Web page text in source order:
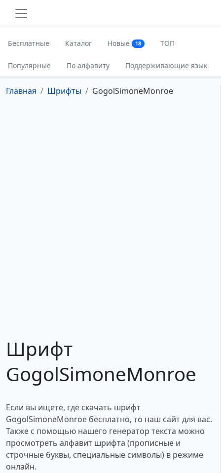
Бесплатные Каталог Новые 18 ТОП
Популярные По алфавиту Поддерживающие язык
Главная Шрифты GogolSimoneMonroe
Шрифт
GogolSimoneMonroe
Если вы ищете, где скачать шрифт
GogolSimoneMonroe бесплатно, то наш сайт для вас.
Также с помощью нашего генератор текста можно
просмотреть алфавит шрифта (прописные и
строчные буквы, специальные символы) в режиме
онлайн.